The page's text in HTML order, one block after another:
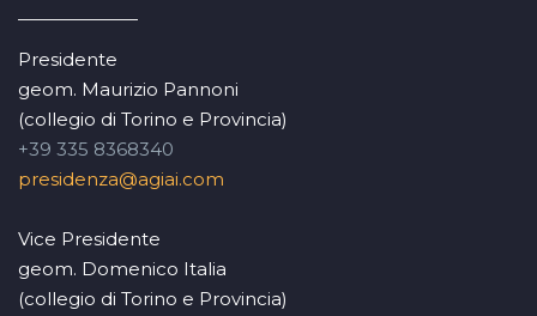
Presidente
geom. Maurizio Pannoni
(collegio di Torino e Provincia)
+39 335 8368340
presidenza@agiai.com
Vice Presidente
geom. Domenico Italia
(collegio di Torino e Provincia)